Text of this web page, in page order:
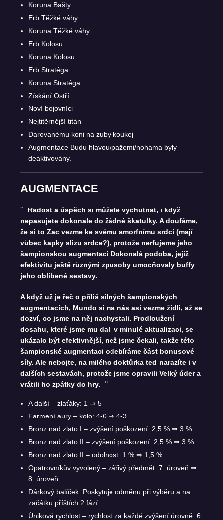
Koruna Bašty
Erb Těžké váhy
Koruna Těžké váhy
Erb Kolosu
Koruna Kolosu
Erb Stratéga
Koruna Stratéga
Získání Ostří
Noví bojovníci
Nejtitěrnější titán
Darovanému koni na zuby koukej
Augmentace Budu hlavou/pažemi/nohama byly
deaktivovány.
AUGMENTACE
Radost a úspěch si můžete vychutnat, i když
nepasujete dokonale do žádné škatulky. A doufáme,
že si to Zac vezme ke svému amorfnímu srdci (mají
vůbec kapky slizu srdce?), protože nerfujeme jeho
šampionskou augmentaci Dokonalá podoba, jejíž
efektivitu ještě různými způsoby umocňovaly buffy
jeho oblíbené sestavy.
A když už je řeč o příliš silných šampionských
augmentacích, Mundo si na nás asi vezme židli, až se
dozví, co jsme na něj nachystali. Prodloužení
dosahu, které jsme mu dali v minulé aktualizaci, se
ukázalo být efektivnější, než jsme čekali, takže této
šampionské augmentaci odebíráme část bonusové
síly. Ale nebojte, na milého doktůrka teď narazíte i v
dalších sestavách, protože jsme opravili Velký úder a
vrátili ho zpátky do hry.
A další – zlaťáky: 1 ⇒ 5
Farmení aury – kolo: 4-6 ⇒ 4-3
Bronz nad zlato I – zvýšení poškození: 2,5 % ⇒ 3 %
Bronz nad zlato II – zvýšení poškození: 2,5 % ⇒ 3 %
Bronz nad zlato II – odolnost: 1 % ⇒ 1,5 %
Opatrovníkův vyvolený – zářivý předmět: 7. úroveň ⇒
8. úroveň
Dárkový balíček: Poskytuje odměnu při výběru a na
začátku příštích 2 fází.
Úniková rychlost – rychlost za každé zvýšení úrovně: 6